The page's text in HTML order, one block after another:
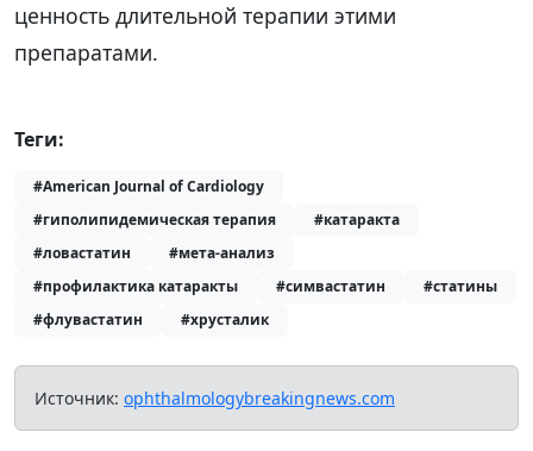
ценность длительной терапии этими
препаратами.
Теги:
#American Journal of Cardiology
#гиполипидемическая терапия
#катаракта
#ловастатин
#мета-анализ
#профилактика катаракты
#симвастатин
#статины
#флувастатин
#хрусталик
Источник: ophthalmologybreakingnews.com